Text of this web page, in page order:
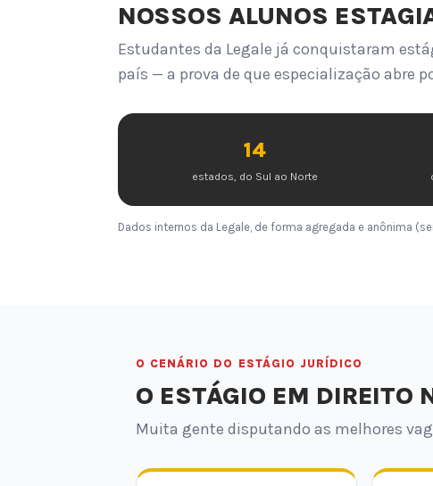
NOSSOS ALUNOS
Estudantes da Legale já conquistaram
país — a prova de que especialização abre
14
estados, do Sul ao Norte
Dados internos da Legale, de forma agregada e anônima
O CENÁRIO DO ESTÁGIO JURÍDICO
O ESTÁGIO EM DIREITO
Muita gente disputando as melhores